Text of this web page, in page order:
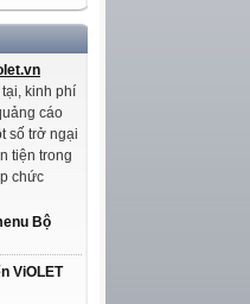
tại, kinh phí
cáo
số trở ngại
tiện trong
chức
Bộ
ViOLET